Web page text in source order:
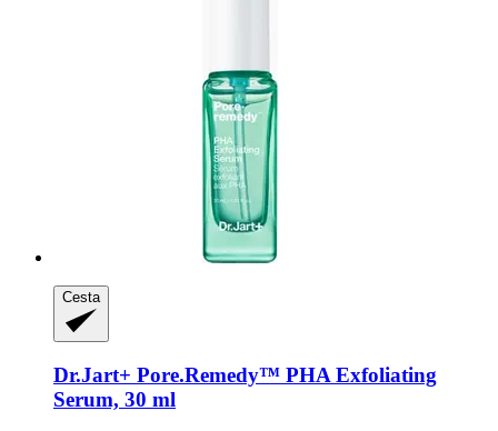
Cesta
Dr.Jart+ Pore.Remedy™ PHA Exfoliating
Serum, 30 ml